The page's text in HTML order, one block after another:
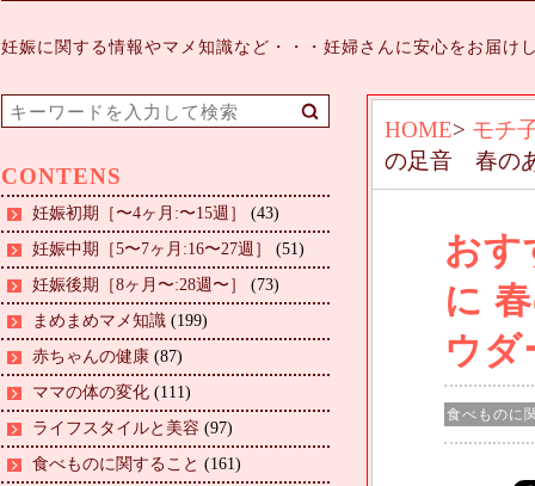
妊娠に関する情報やマメ知識など・・・妊婦さんに安心をお届け
CONTENS
妊娠初期［〜4ヶ月:〜15週］
(43)
妊娠中期［5〜7ヶ月:16〜27週］
(51)
妊娠後期［8ヶ月〜:28週〜］
(73)
まめまめマメ知識 (199)
赤ちゃんの健康 (87)
ママの体の変化 (111)
ライフスタイルと美容 (97)
食べものに関すること (161)
HOME> モチ
の足音 春の
おす
に
ウダ
食べものに